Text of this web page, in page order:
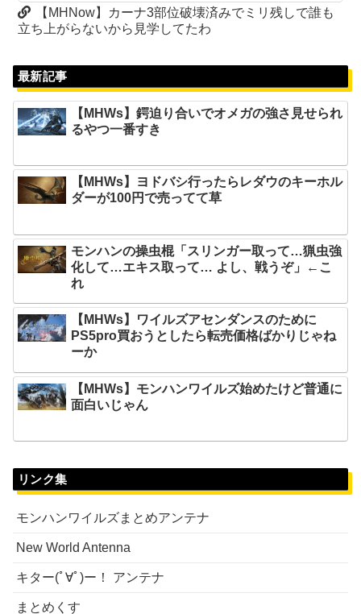
【MHNow】カーナ3部位破壊済みでミリ残しで誰も
立ち上がらないから見学してたわ
最新記事
【MHWs】鍔迫り合いでオメガの強さ見せられ
るやつ一番すき
【MHWs】ヨドバシ行ったらレダウのキーホル
ダーが100円で売ってて草
モンハンの操虫棍「スリンガー取って…猟虫強
化して…エキス取って… よし、戦うぞ」←こ
れ
【MHWs】ワイルズアセンダンスのために
PS5pro買おうとしたら転売価格ばかりじゃね
ーか
【MHWs】モンハンワイルズ始めたけど普通に
面白いじゃん
リンク集
モンハンワイルズまとめアンテナ
New World Antenna
キター(ﾟ∀ﾟ)ー！ アンテナ
まとめくす